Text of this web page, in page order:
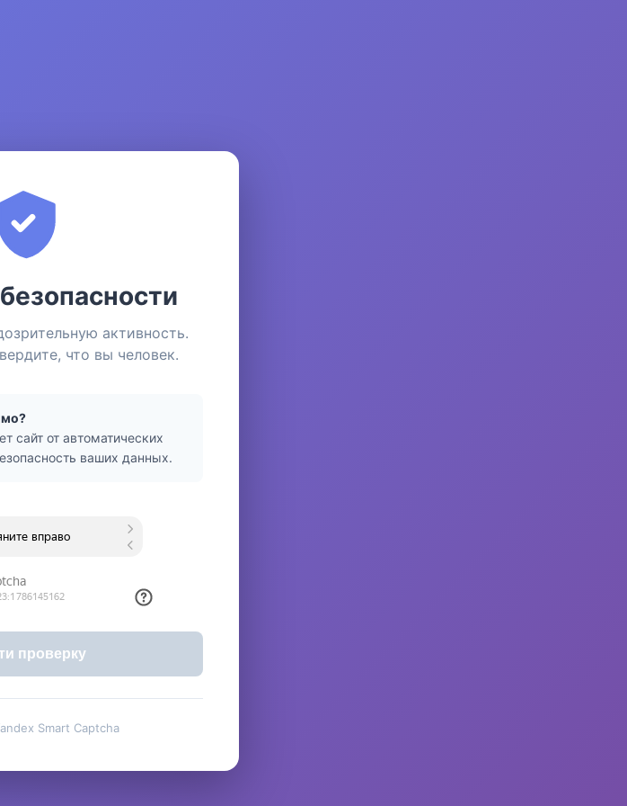
активность.
что вы человек.
сайт от автоматических
ваших данных.
проверку
Smart Captcha